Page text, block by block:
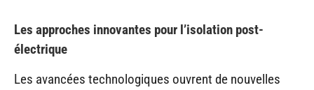
Les approches innovantes pour l’isolation post-
électrique
Les avancées technologiques ouvrent de nouvelles